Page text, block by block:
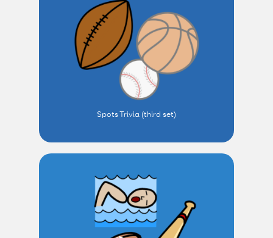
Spots Trivia (third set)